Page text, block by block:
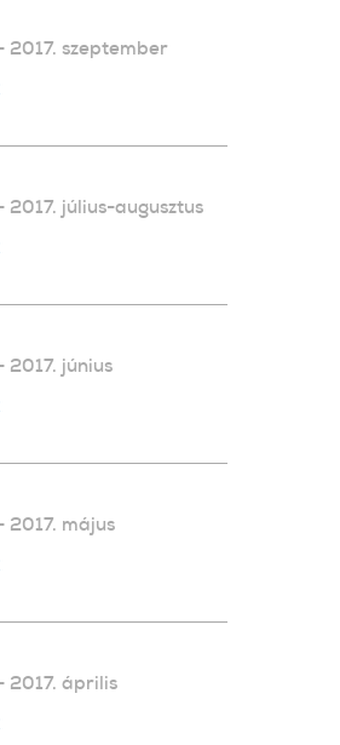
2017. szeptember
2017. július-augusztus
2017. június
2017. május
2017. április